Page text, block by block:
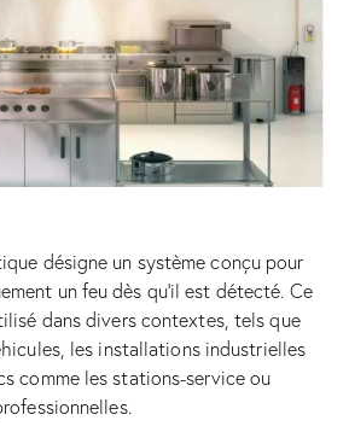
désigne un système conçu pour
un feu dès qu’il est détecté. Ce
dans divers contextes, tels que
les installations industrielles
comme les stations-service ou